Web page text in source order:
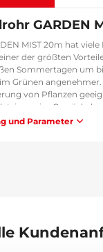
GARDEN
MIST 20m hat
der größten
Sommertagen um
Grünen angenehmer.
von Pflanzen
im
Der Schlauch ist 20
und Parameter